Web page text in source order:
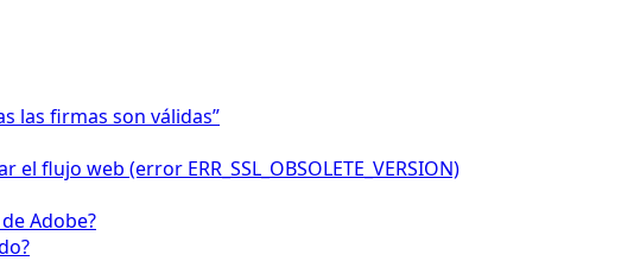
las firmas son válidas”
flujo web (error ERR_SSL_OBSOLETE_VERSION)
Adobe?